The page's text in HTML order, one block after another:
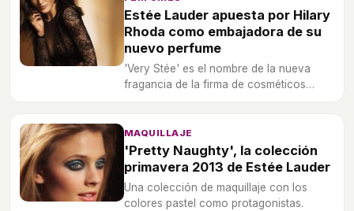
Estée Lauder apuesta por Hilary
Rhoda como embajadora de su
nuevo perfume
'Very Stée' es el nombre de la nueva
fragancia de la firma de cosméticos
MAQUILLAJE
'Pretty Naughty', la colección
primavera 2013 de Estée Lauder
Una colección de maquillaje con los
colores pastel como protagonistas.